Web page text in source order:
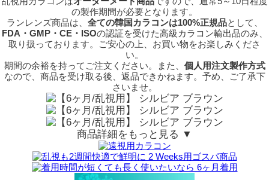
の製作期間が必要となります。
ランレンズ商品は、 全ての韓国カラコンは100%正規品として、
FDA・GMP・CE・ISOの認証を受けた高級カラコン輸出品のみ、
取り扱っております。ご安心の上、お買い物をお楽しみくださ
い。
期間の余裕を持ってご注文ください。また、 個人用注文製作方式
なので、商品を受け取る後、返品できかねます。予め、ご了承下
さいませ。
商品詳細をもっと見る ▼